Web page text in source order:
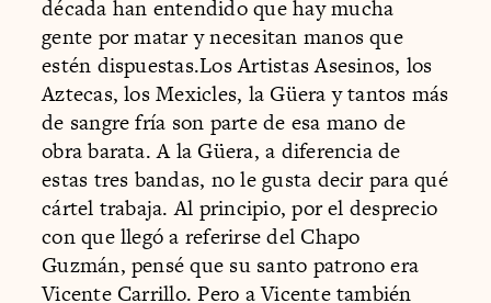
década han entendido que hay mucha
gente por matar y necesitan manos que
estén dispuestas.Los Artistas Asesinos, los
Aztecas, los Mexicles, la Güera y tantos más
de sangre fría son parte de esa mano de
obra barata. A la Güera, a diferencia de
estas tres bandas, no le gusta decir para qué
cártel trabaja. Al principio, por el desprecio
con que llegó a referirse del Chapo
Guzmán, pensé que su santo patrono era
Vicente Carrillo. Pero a Vicente también